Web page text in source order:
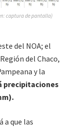
captura de pantalla)
del NOA; el
del Chaco,
y la
precipitaciones
a que las